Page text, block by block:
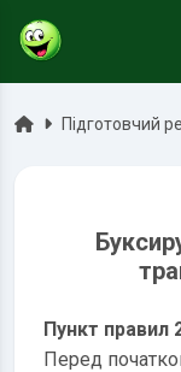
ГоловнаПідготовчий
Пункт правил
Перед